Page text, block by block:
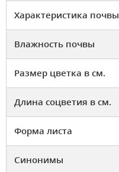
Характеристика почвы
Влажность почвы
Размер цветка в см.
Длина соцветия в см.
Форма листа
Синонимы